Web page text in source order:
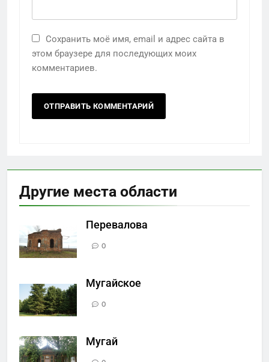
Сохранить моё имя, email и адрес сайта в
этом браузере для последующих моих
комментариев.
Другие места области
Перевалова
0
Мугайское
0
Мугай